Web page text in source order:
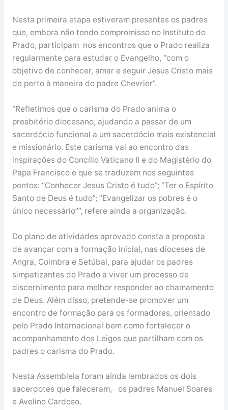
Nesta primeira etapa estiveram presentes os padres
que, embora não tendo compromisso no Instituto do
Prado, participam nos encontros que o Prado realiza
regularmente para estudar o Evangelho, “com o
objetivo de conhecer, amar e seguir Jesus Cristo mais
de perto à maneira do padre Chevrier”.
“Refletimos que o carisma do Prado anima o
presbitério diocesano, ajudando a passar de um
sacerdócio funcional a um sacerdócio mais existencial
e missionário. Este carisma vai ao encontro das
inspirações do Concílio Vaticano II e do Magistério do
Papa Francisco e que se traduzem nos seguintes
pontos: “Conhecer Jesus Cristo é tudo”; “Ter o Espírito
Santo de Deus é tudo”; “Evangelizar os pobres é o
único necessário””, refere ainda a organização.
Do plano de atividades aprovado consta a proposta
de avançar com a formação inicial, nas dioceses de
Angra, Coimbra e Setúbal, para ajudar os padres
simpatizantes do Prado a viver um processo de
discernimento para melhor responder ao chamamento
de Deus. Além disso, pretende-se promover um
encontro de formação para os formadores, orientado
pelo Prado Internacional bem como fortalecer o
acompanhamento dos Leigos que partilham com os
padres o carisma do Prado.
Nesta Assembleia foram ainda lembrados os dois
sacerdotes que faleceram, os padres Manuel Soares
e Avelino Cardoso.